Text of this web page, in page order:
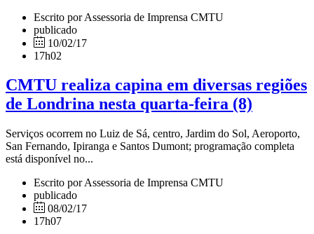
Escrito por Assessoria de Imprensa CMTU
publicado
10/02/17
17h02
CMTU realiza capina em diversas regiões
de Londrina nesta quarta-feira (8)
Serviços ocorrem no Luiz de Sá, centro, Jardim do Sol, Aeroporto,
San Fernando, Ipiranga e Santos Dumont; programação completa
está disponível no...
Escrito por Assessoria de Imprensa CMTU
publicado
08/02/17
17h07